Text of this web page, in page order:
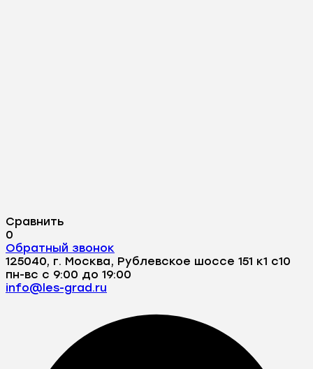
Сравнить
0
Обратный звонок
125040, г. Москва, Рублевское шоссе 151 к1 с10
пн-вс с 9:00 до 19:00
info@les-grad.ru